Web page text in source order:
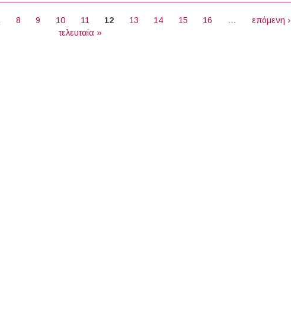
8 9 10 11 12 13 14 15 16 …
επόμενη ›
τελευταία »